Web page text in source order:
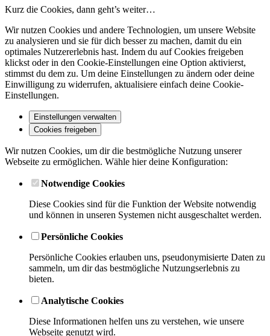
Kurz die Cookies, dann geht’s weiter…
Wir nutzen Cookies und andere Technologien, um unsere Website
zu analysieren und sie für dich besser zu machen, damit du ein
optimales Nutzererlebnis hast. Indem du auf Cookies freigeben
klickst oder in den Cookie-Einstellungen eine Option aktivierst,
stimmst du dem zu. Um deine Einstellungen zu ändern oder deine
Einwilligung zu widerrufen, aktualisiere einfach deine Cookie-
Einstellungen.
Einstellungen verwalten
Cookies freigeben
Wir nutzen Cookies, um dir die bestmögliche Nutzung unserer
Webseite zu ermöglichen. Wähle hier deine Konfiguration:
Notwendige Cookies
Diese Cookies sind für die Funktion der Website notwendig
und können in unseren Systemen nicht ausgeschaltet werden.
Persönliche Cookies
Persönliche Cookies erlauben uns, pseudonymisierte Daten zu
sammeln, um dir das bestmögliche Nutzungserlebnis zu
bieten.
Analytische Cookies
Diese Informationen helfen uns zu verstehen, wie unsere
Webseite genutzt wird.